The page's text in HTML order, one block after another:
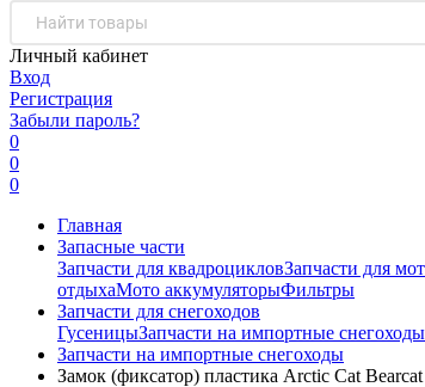
Личный кабинет
Вход
Регистрация
Забыли пароль?
0
0
0
Главная
Запасные части
Запчасти для квадроцикловЗапчасти для
отдыхаМото аккумуляторыФильтры
Запчасти для снегоходов
ГусеницыЗапчасти на импортные снегоходы
Запчасти на импортные снегоходы
Замок (фиксатор) пластика Arctic Cat